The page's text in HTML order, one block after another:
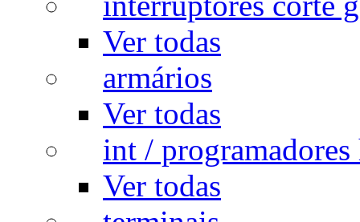
Ver todas
armários
Ver todas
int / programadores
Ver todas